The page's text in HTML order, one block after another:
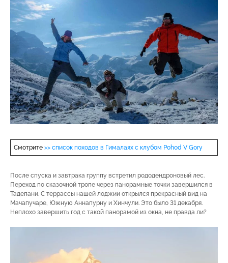
Смотрите >> список походов в Гималаях с клубом Pohod V Gory
После спуска и завтрака группу встретил рододендроновый лес.
Переход по сказочной тропе через панорамные точки завершился в
Тадепани. С террассы нашей лоджии открылся прекрасный вид на
Мачапучаре, Южную Аннапурну и Хинчули. Это было 31 декабря.
Неплохо завершить год с такой панорамой из окна, не правда ли?